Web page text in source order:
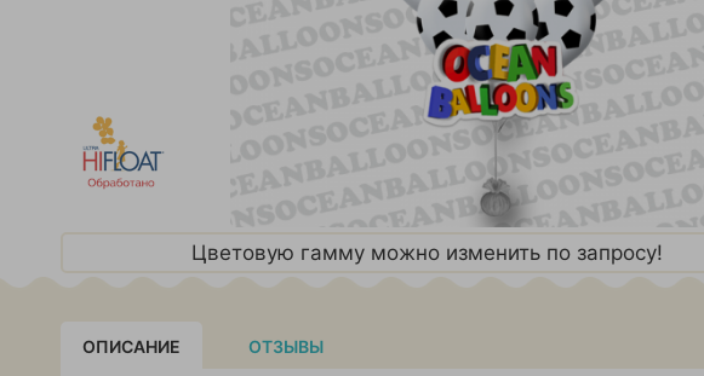
Цветовую гамму можно изменить по запросу!
ОПИСАНИЕ ОТЗЫВЫ